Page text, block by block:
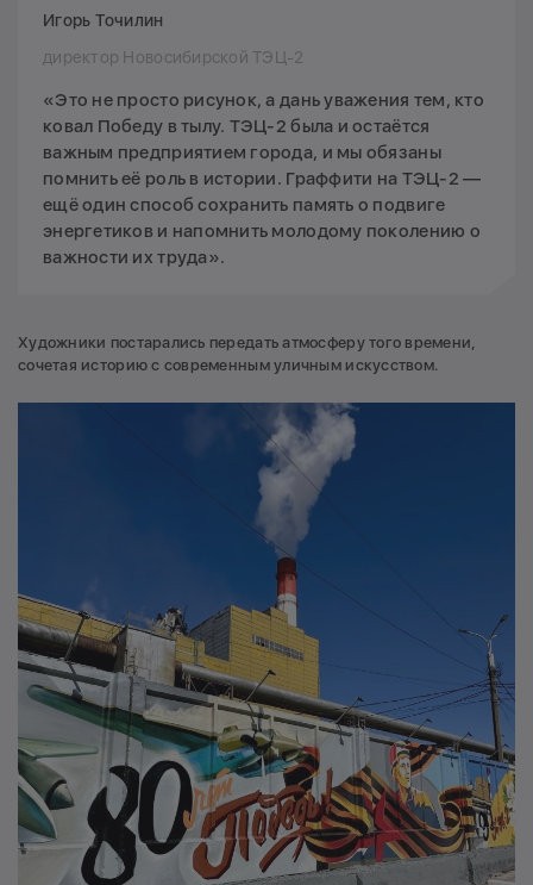
Игорь Точилин
директор Новосибирской ТЭЦ-2
«Это не просто рисунок, а дань уважения тем, кто
ковал Победу в тылу. ТЭЦ-2 была и остаётся
важным предприятием города, и мы обязаны
помнить её роль в истории. Граффити на ТЭЦ-2 —
ещё один способ сохранить память о подвиге
энергетиков и напомнить молодому поколению о
важности их труда».
Художники постарались передать атмосферу того времени,
сочетая историю с современным уличным искусством.